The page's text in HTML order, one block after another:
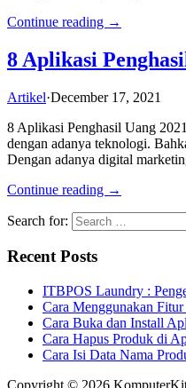
Continue reading →
8 Aplikasi
Artikel·December 17, 2021
8 Aplikasi Penghasil Uang
dengan adanya teknologi.
Dengan adanya digital
Continue reading →
Search for:
Recent Posts
ITBPOS Laundry :
Cara Menggunakan
Cara Buka dan Install
Cara Hapus Produk di
Cara Isi Data Nama
Copyright © 2026